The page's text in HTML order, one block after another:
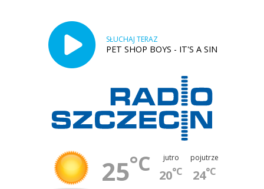
SŁUCHAJ TERAZ
PET SHOP BOYS - IT'S A SIN
25°C jutro
20°C
pojutrze
24°C